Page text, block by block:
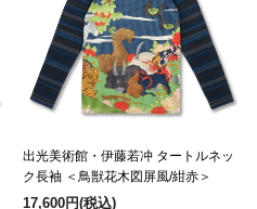
出光美術館・伊藤若冲 タートルネッ
ク長袖 ＜鳥獣花木図屏風/紺赤＞
17,600円(税込)